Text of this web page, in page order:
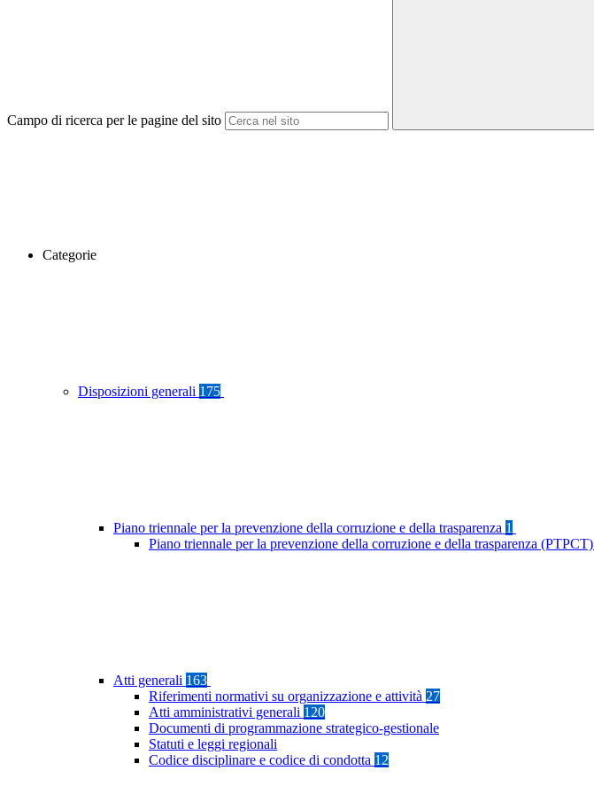
Campo di ricerca per le pagine del sito
Categorie
Disposizioni generali 175
Piano triennale per la prevenzione della corruzione e della trasparenza 1
Piano triennale per la prevenzione della corruzione e della trasparenza (PTPCT)
Atti generali 163
Riferimenti normativi su organizzazione e attività 27
Atti amministrativi generali 120
Documenti di programmazione strategico-gestionale
Statuti e leggi regionali
Codice disciplinare e codice di condotta 12